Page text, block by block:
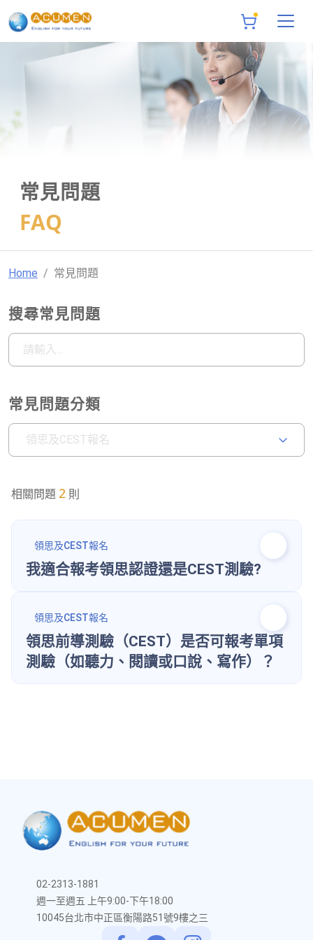
常見問題
FAQ
Home 常見問題
搜尋常見問題
常見問題分類
領思及CEST報名
相關問題 2 則
領思及CEST報名
我適合報考領思認證還是CEST測驗?
領思及CEST報名
領思前導測驗（CEST）是否可報考單項
測驗（如聽力、閱讀或口說、寫作）？
02-2313-1881
週一至週五 上午9:00-下午18:00
10045台北市中正區衡陽路51號9樓之三